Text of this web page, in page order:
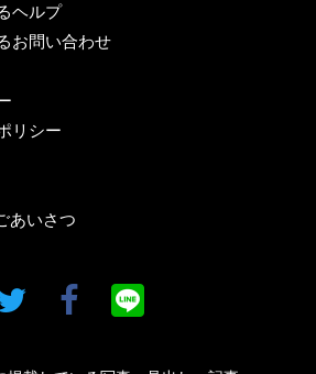
ヘルプ
お問い合わせ
リシー
あいさつ